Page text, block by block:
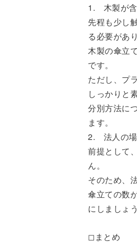
1. 木製が含
先程も少し
る必要があ
木製の傘立
です。
ただし、プ
しっかりと
分別方法に
ます。
2. 法人の場
前提として
ん。
そのため、
傘立ての数
にしましょう
◻まとめ